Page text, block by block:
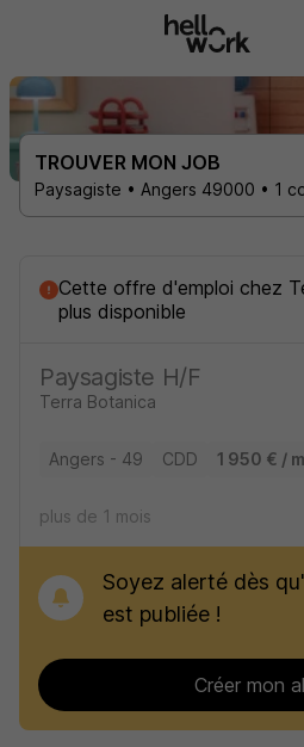
TROUVER MON JOB
Paysagiste • Angers 49000 • 1
Cette offre d'emploi chez
plus disponible
Paysagiste H/F
Terra Botanica
Angers - 49 CDD 1 950 € /
plus de 1 mois
Soyez alerté dès
est publiée !
Créer mon